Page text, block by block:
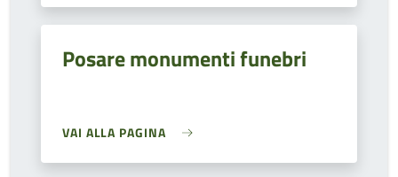
Posare monumenti funebri
VAI ALLA PAGINA